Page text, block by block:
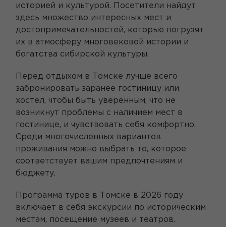
историей и культурой. Посетители найдут
здесь множество интересных мест и
достопримечательностей, которые погрузят
их в атмосферу многовековой истории и
богатства сибирской культуры.
Перед отдыхом в Томске лучше всего
забронировать заранее гостиницу или
хостел, чтобы быть уверенным, что не
возникнут проблемы с наличием мест в
гостинице, и чувствовать себя комфортно.
Среди многочисленных вариантов
проживания можно выбрать то, которое
соответствует вашим предпочтениям и
бюджету.
Программа туров в Томске в 2026 году
включает в себя экскурсии по историческим
местам, посещение музеев и театров.